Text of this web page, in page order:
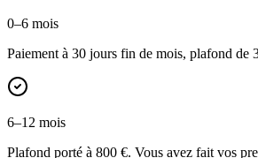
0–6 mois
Paiement à 30 jours fin de mois, plafond de
6–12 mois
Plafond porté à 800 €. Vous avez fait vos